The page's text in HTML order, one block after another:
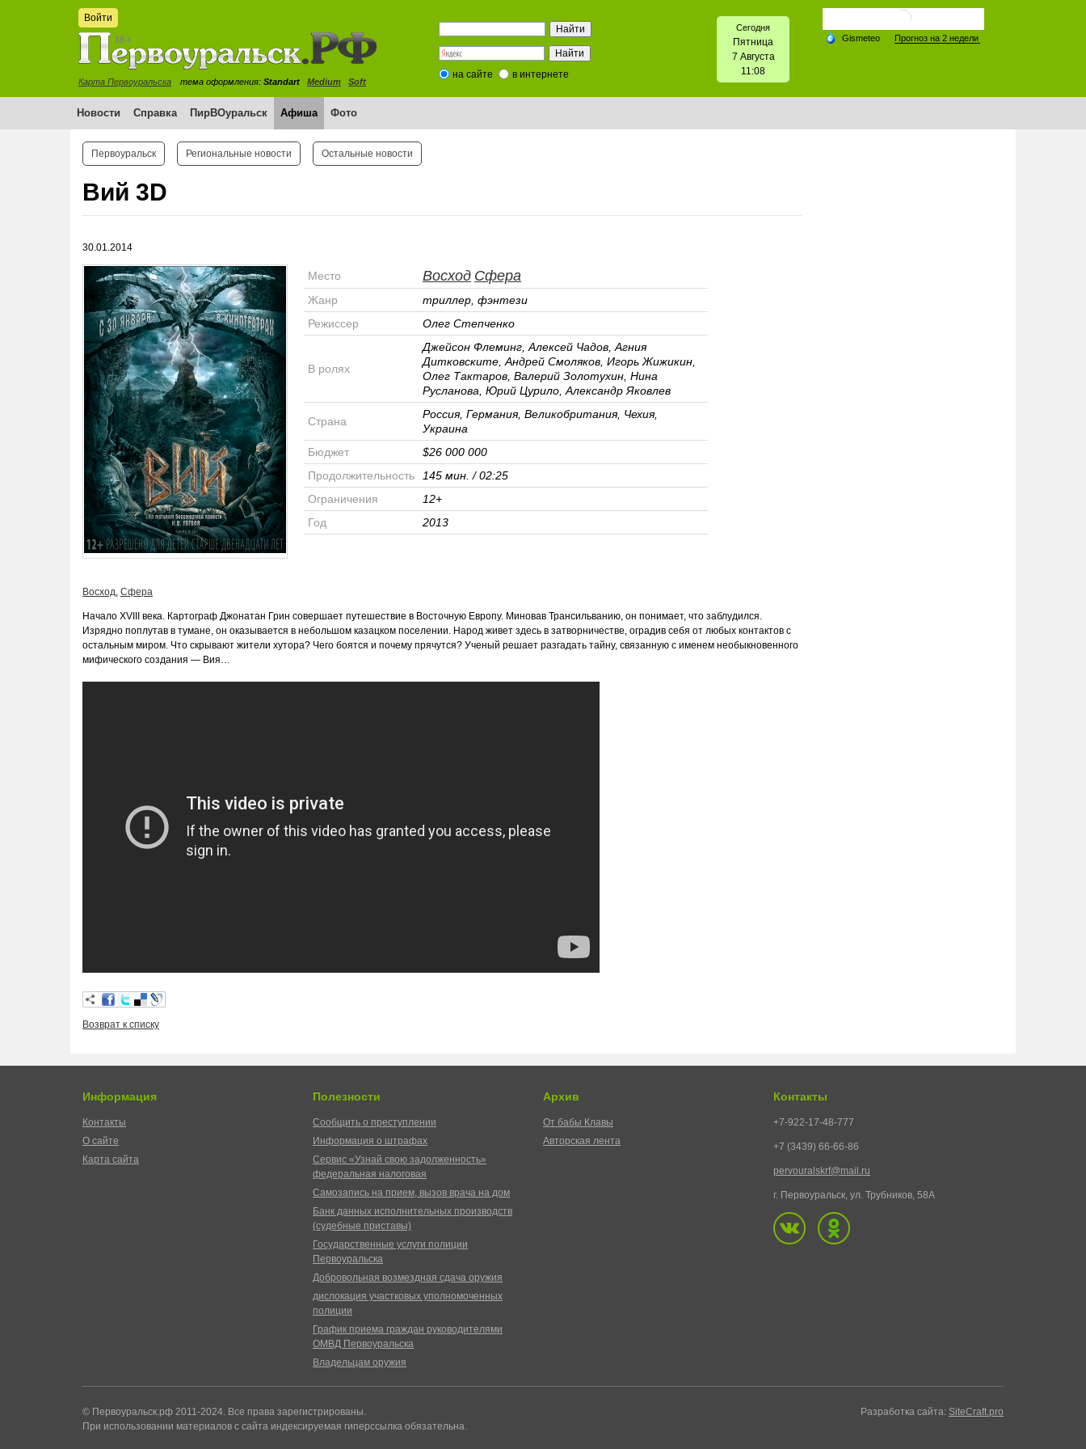
Войти
Карта Первоуральска тема оформления: Standart Medium Soft
на сайте в интернете
Сегодня
Пятница
7 Августа
11:08
Новости Справка ПирВОуральск Афиша Фото
Первоуральск Региональные новости Остальные новости
Вий 3D
30.01.2014
Место Восход Сфера
Жанр
триллер, фэнтези
Режиссер
Олег Степченко
В ролях
Джейсон Флеминг, Алексей Чадов, Агния
Дитковските, Андрей Смоляков, Игорь Жижикин,
Олег Тактаров, Валерий Золотухин, Нина
Русланова, Юрий Цурило, Александр Яковлев
Страна
Россия, Германия, Великобритания, Чехия,
Украина
Бюджет
$26 000 000
Продолжительность
145 мин. / 02:25
Ограничения
12+
Год
2013
Восход, Сфера
Начало XVIII века. Картограф Джонатан Грин совершает путешествие в Восточную Европу. Миновав Трансильванию, он понимает, что заблудился.
Изрядно поплутав в тумане, он оказывается в небольшом казацком поселении. Народ живет здесь в затворничестве, оградив себя от любых контактов с
остальным миром. Что скрывают жители хутора? Чего боятся и почему прячутся? Ученый решает разгадать тайну, связанную с именем необыкновенного
мифического создания — Вия…
Возврат к списку
Информация
Контакты
О сайте
Карта сайта
Полезности
Сообщить о преступлении
Информация о штрафах
Сервис «Узнай свою задолженность»
федеральная налоговая
Самозапись на прием, вызов врача на дом
Банк данных исполнительных производств
(судебные приставы)
Государственные услуги полиции
Первоуральска
Добровольная возмездная сдача оружия
дислокация участковых уполномоченных
полиции
График приема граждан руководителями
ОМВД Первоуральска
Владельцам оружия
Архив
От бабы Клавы
Авторская лента
Контакты
+7-922-17-48-777
+7 (3439) 66-66-86
pervouralskrf@mail.ru
г. Первоуральск, ул. Трубников, 58А
© Первоуральск.рф 2011-2024. Все права зарегистрированы.
При использовании материалов с сайта индексируемая гиперссылка обязательна.
Разработка сайта: SiteCraft.pro